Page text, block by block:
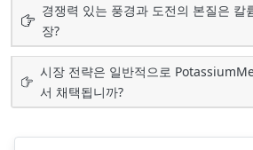
경쟁력 있는 풍경과 도전의 본질은
장?
시장 전략은 일반적으로
서 채택됩니까?